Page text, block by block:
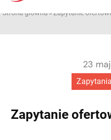
Strona główna»Zapytanie
23
Zapytanie